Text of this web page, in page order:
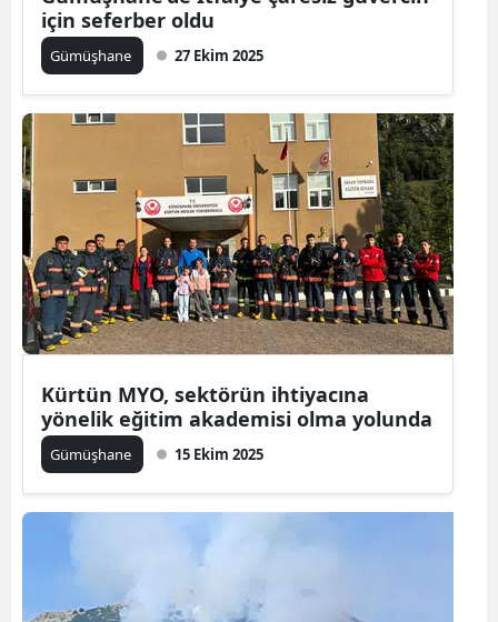
için seferber oldu
Gümüşhane 27 Ekim 2025
Kürtün MYO, sektörün ihtiyacına
yönelik eğitim akademisi olma yolunda
Gümüşhane 15 Ekim 2025